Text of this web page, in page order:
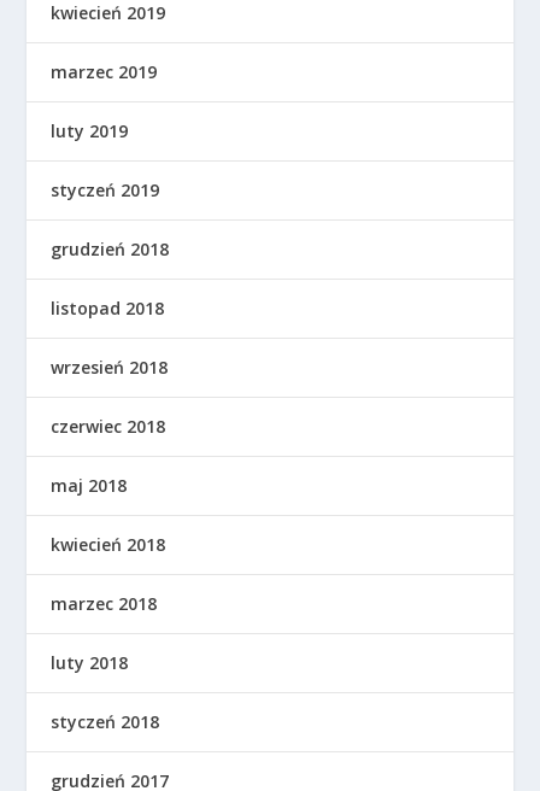
kwiecień 2019
marzec 2019
luty 2019
styczeń 2019
grudzień 2018
listopad 2018
wrzesień 2018
czerwiec 2018
maj 2018
kwiecień 2018
marzec 2018
luty 2018
styczeń 2018
grudzień 2017